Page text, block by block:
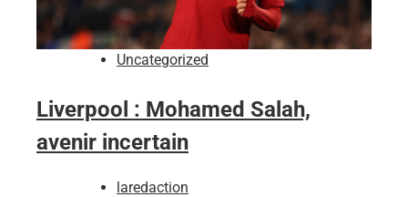
Uncategorized
Liverpool : Mohamed Salah,
avenir incertain
laredaction